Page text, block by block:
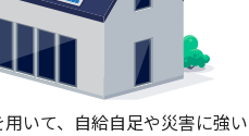
いて、自給自足や災害に強い